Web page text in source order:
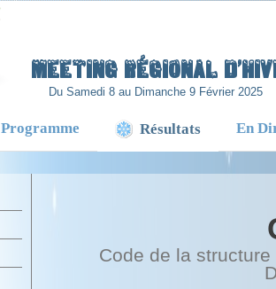
Meeting Régional
Du Samedi 8 au Dimanche 9 Février 2025
Programme Résultats En
Code de la